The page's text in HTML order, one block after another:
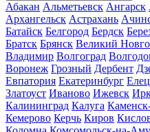
Абакан Альметьевск Ангарск
Архангельск Астрахань
Батайск Белгород Бердск
Братск Брянск Великий
Владимир Волгоград
Воронеж Грозный Дербент
Евпатория Екатеринбург Елец
Златоуст Иваново Ижевск
Калининград Калуга
Кемерово Керчь Киров